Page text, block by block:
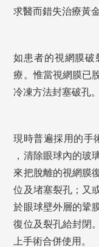
求醫而錯失治療黃
如患者的視網膜破
療。惟當視網膜已
冷凍方法封塞破孔。
現時普遍採用的手
，清除眼球內的玻
來把脫離的視網膜
位及堵塞裂孔；又
於眼球壁外層的鞏
復位及裂孔給封閉。
上手術合併使用。